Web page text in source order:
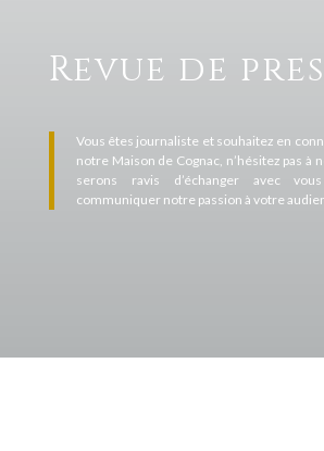
Revue de
Vous êtes journaliste et souhaitez en
notre Maison de Cognac, n’hésitez pas à
serons ravis d’échanger avec
communiquer notre passion à votre